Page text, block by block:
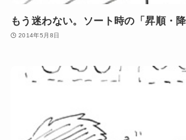
もう迷わない。ソート時の「昇順・
2014年5月8日